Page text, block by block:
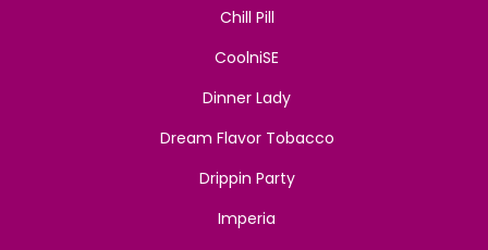
Chill Pill
CoolniSE
Dinner Lady
Dream Flavor Tobacco
Drippin Party
Imperia